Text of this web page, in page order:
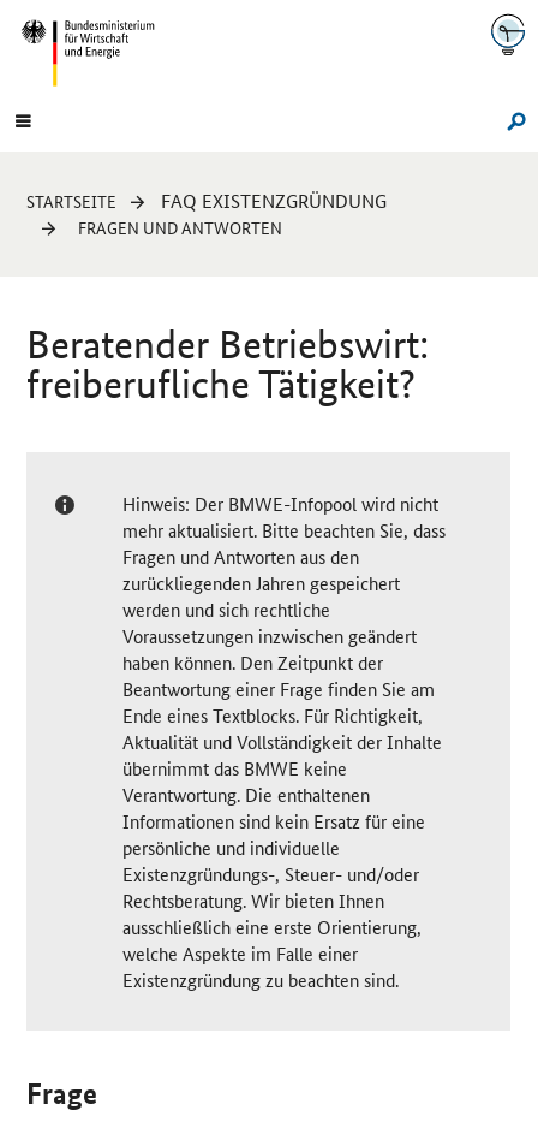
Navigation
Hauptmenü
Sie
sind
STARTSEITE FAQ EXISTENZGRÜNDUNG
FRAGEN UND ANTWORTEN
Beratender Betriebswirt:
freiberufliche Tätigkeit?
Hinweis: Der BMWE-Infopool wird nicht
mehr aktualisiert. Bitte beachten Sie, dass
Fragen und Antworten aus den
zurückliegenden Jahren gespeichert
werden und sich rechtliche
Voraussetzungen inzwischen geändert
haben können. Den Zeitpunkt der
Beantwortung einer Frage finden Sie am
Ende eines Textblocks. Für Richtigkeit,
Aktualität und Vollständigkeit der Inhalte
übernimmt das BMWE keine
Verantwortung. Die enthaltenen
Informationen sind kein Ersatz für eine
persönliche und individuelle
Existenzgründungs-, Steuer- und/oder
Rechtsberatung. Wir bieten Ihnen
ausschließlich eine erste Orientierung,
welche Aspekte im Falle einer
Existenzgründung zu beachten sind.
Frage